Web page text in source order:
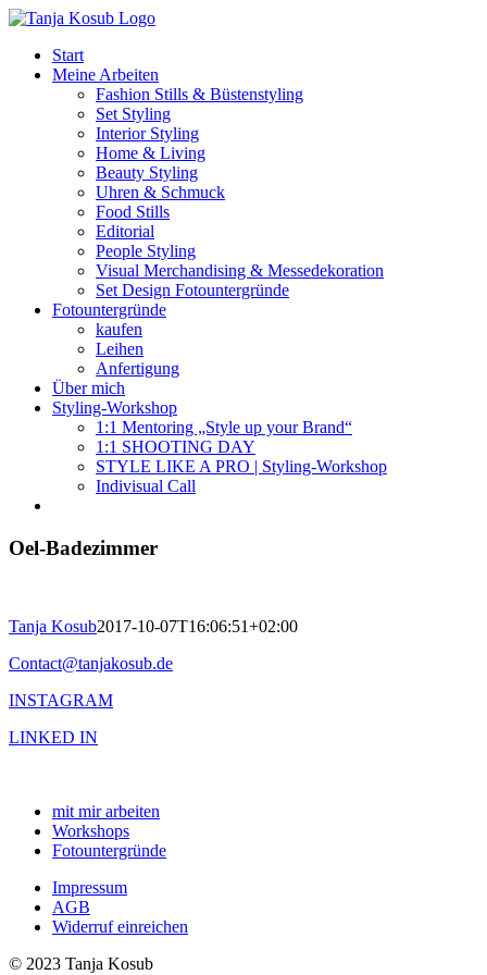
Zum
springenStart
Meine Arbeiten
Fashion Stills & Büstenstyling
Set Styling
Interior Styling
Home & Living
Beauty Styling
Uhren & Schmuck
Food Stills
Editorial
People Styling
Visual Merchandising & Messedekoration
Set Design Fotountergründe
Fotountergründe
kaufen
Leihen
Anfertigung
Über mich
Styling-Workshop
1:1 Mentoring „Style up your Brand“
1:1 SHOOTING DAY
STYLE LIKE A PRO | Styling-Workshop
Indivisual Call
Oel-Badezimmer
Tanja Kosub2017-10-07T16:06:51+02:00
Contact@tanjakosub.de
INSTAGRAM
LINKED IN
mit mir arbeiten
Workshops
Fotountergründe
Impressum
AGB
Widerruf einreichen
© 2023 Tanja Kosub